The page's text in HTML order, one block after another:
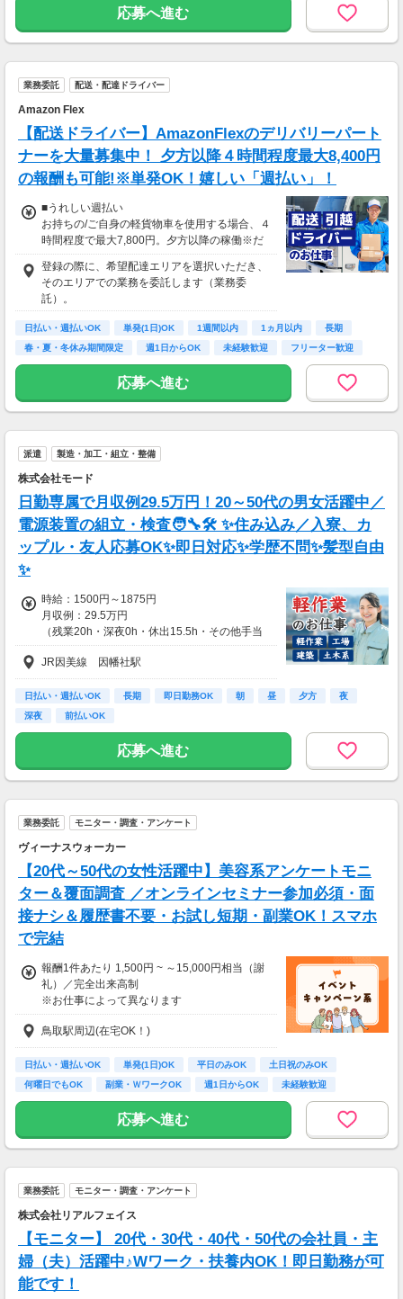
現在活躍中のライバーの多くは会社員や主婦の
方。
本業や家庭と両立しながら副業として活動され
ています。
応募へ進む
業務委託 配送・配達ドライバー
Amazon Flex
【配送ドライバー】AmazonFlexのデリバリーパート
ナーを大量募集中！ 夕方以降４時間程度最大8,400円
の報酬も可能!※単発OK！嬉しい「週払い」！
■うれしい週払い
お持ちの/ご自身の軽貨物車を使用する場合、４
時間程度で最大7,800円。夕方以降の稼働※だ
と４時間程度で最8,400円の報酬が獲得可能！
給与ではなく、委託業務に応じた報酬をお支払
いする業務委託のお仕事です。うれしい週払
い。
※中国エリアで4-6月に１8時以降稼働した場合
を想定。地域により異なります。
※報酬は規約にしたがい配達完了の15日後に支
払いますが、可能な場合は、より早く、週払い
で前週稼働分をお支払いします。
登録の際に、希望配達エリアを選択いただき、
そのエリアでの業務を委託します（業務委
登録の際に、希望配達エリアを選択いただき、
そのエリアでの業務を委託します（業務委
託）。
日払い・週払いOK 単発(1日)OK 1週間以内 1ヵ月以内
長期
春・夏・冬休み期間限定
週1日からOK 未経験歓迎 フリーター歓迎
応募へ進む
派遣 製造・加工・組立・整備
株式会社モード
日勤専属で月収例29.5万円！20～50代の男女活躍中／
電源装置の組立・検査🧑‍🔧🛠️ ✨住み込み／入寮、カ
ップル・友人応募OK✨即日対応✨学歴不問✨髪型自由
✨
時給：1500円～1875円
月収例：29.5万円
（残業20h・深夜0h・休出15.5h・その他手当
含む）
JR因美線 因幡社駅
日払い・週払いOK 長期 即日勤務OK 朝 昼 夕方
夜
深夜
前払いOK
応募へ進む
業務委託 モニター・調査・アンケート
ヴィーナスウォーカー
【20代～50代の女性活躍中】美容系アンケートモニ
ター＆覆面調査 ／オンラインセミナー参加必須・面
接ナシ＆履歴書不要・お試し短期・副業OK！スマホ
で完結
報酬1件あたり 1,500円 ~ ～15,000円相当（謝
礼）／完全出来高制
※お仕事によって異なります
※アンケート回答後、内容確認・承認を経て謝
礼をお支払いします
【お仕事の一例】
◆ 美容サプリのお試しモニター
キレイになりながらポイントがもらえる、人気
のモニターです！
・所要時間：10～20分
・謝礼金 ：500PT（1P＝1円）＋商品提供あ
◆ コスメのお試しモニター
スキンケア・ヘアケア商品を実際に使ってレビ
ュー！
鳥取駅周辺(在宅OK！)
日払い・週払いOK 単発(1日)OK 平日のみOK
土日祝のみOK
何曜日でもOK
副業・ＷワークOK 週1日からOK
未経験歓迎
大学生歓迎
応募へ進む
業務委託 モニター・調査・アンケート
株式会社リアルフェイス
【モニター】 20代・30代・40代・50代の会社員・主
婦（夫）活躍中♪Wワーク・扶養内OK！即日勤務が可
能です！